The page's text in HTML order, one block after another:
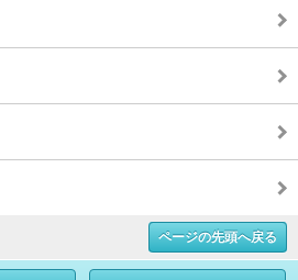
ページの先頭へ戻る